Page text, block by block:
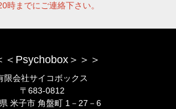
時までにご連絡下さい。
＜Psychobox＞＞＞
限会社サイコボックス
〒683-0812
米子市 角盤町 1－27－6